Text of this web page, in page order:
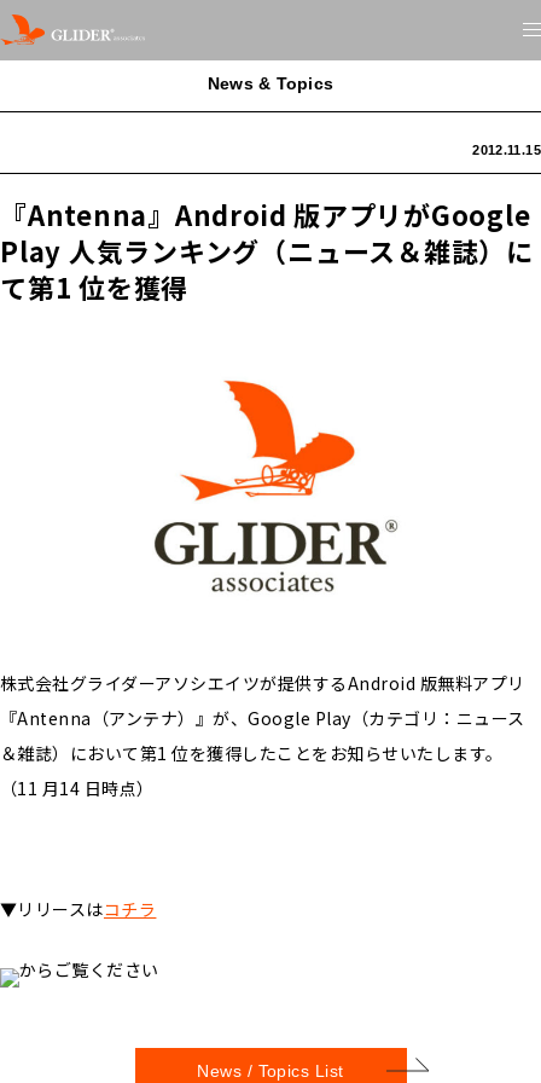
News & Topics
2012.11.15
『Antenna』Android 版アプリがGoogle
Play 人気ランキング（ニュース＆雑誌）に
て第1 位を獲得
株式会社グライダーアソシエイツが提供するAndroid 版無料アプリ
『Antenna（アンテナ）』が、Google Play（カテゴリ：ニュース
＆雑誌）において第1 位を獲得したことをお知らせいたします。
（11 月14 日時点）
▼リリースはコチラ
からご覧ください
News / Topics List